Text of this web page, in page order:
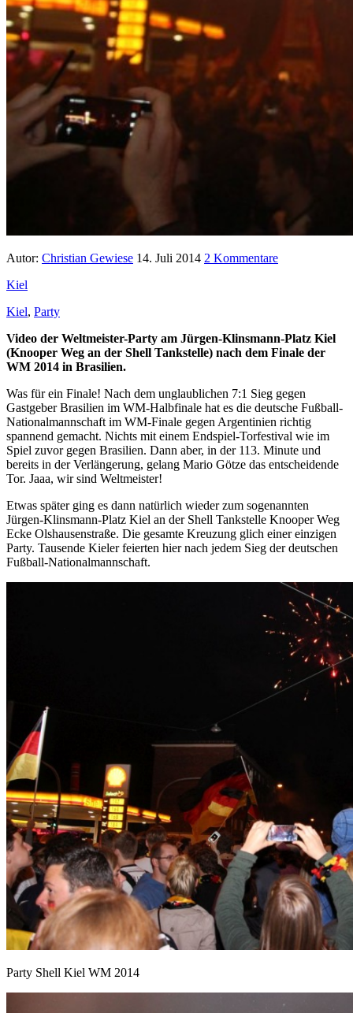
Autor: Christian Gewiese 14. Juli 2014 2 Kommentare
Kiel
Kiel, Party
Video der Weltmeister-Party am Jürgen-Klinsmann-Platz Kiel
(Knooper Weg an der Shell Tankstelle) nach dem Finale der
WM 2014 in Brasilien.
Was für ein Finale! Nach dem unglaublichen 7:1 Sieg gegen
Gastgeber Brasilien im WM-Halbfinale hat es die deutsche Fußball-
Nationalmannschaft im WM-Finale gegen Argentinien richtig
spannend gemacht. Nichts mit einem Endspiel-Torfestival wie im
Spiel zuvor gegen Brasilien. Dann aber, in der 113. Minute und
bereits in der Verlängerung, gelang Mario Götze das entscheidende
Tor. Jaaa, wir sind Weltmeister!
Etwas später ging es dann natürlich wieder zum sogenannten
Jürgen-Klinsmann-Platz Kiel an der Shell Tankstelle Knooper Weg
Ecke Olshausenstraße. Die gesamte Kreuzung glich einer einzigen
Party. Tausende Kieler feierten hier nach jedem Sieg der deutschen
Fußball-Nationalmannschaft.
Party Shell Kiel WM 2014